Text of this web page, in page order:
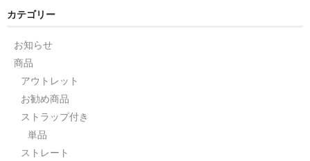
カテゴリー
お知らせ
商品
アウトレット
お勧め商品
ストラップ付き
単品
ストレート